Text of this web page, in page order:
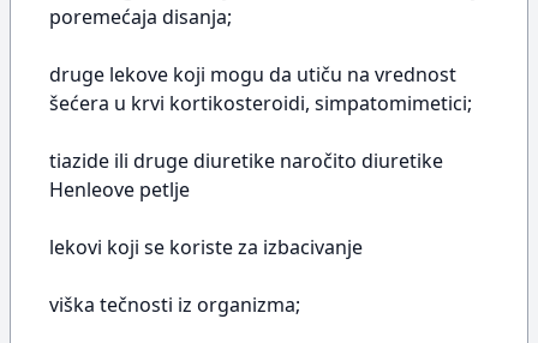
poremećaja disanja;
druge lekove koji mogu da utiču na vrednost
šećera u krvi kortikosteroidi, simpatomimetici;
tiazide ili druge diuretike naročito diuretike
Henleove petlje
lekovi koji se koriste za izbacivanje
viška tečnosti iz organizma;